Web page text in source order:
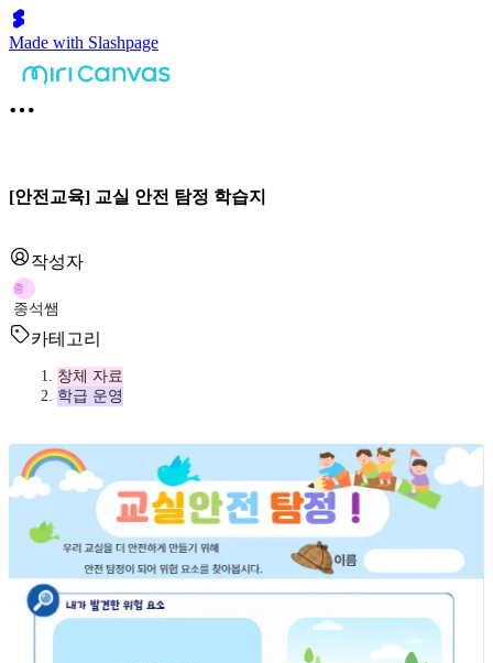
Made with Slashpage
[안전교육] 교실 안전 탐정 학습지
작성자
종
종석쌤
카테고리
창체 자료
학급 운영